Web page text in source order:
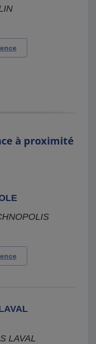
à proximité
LAVAL